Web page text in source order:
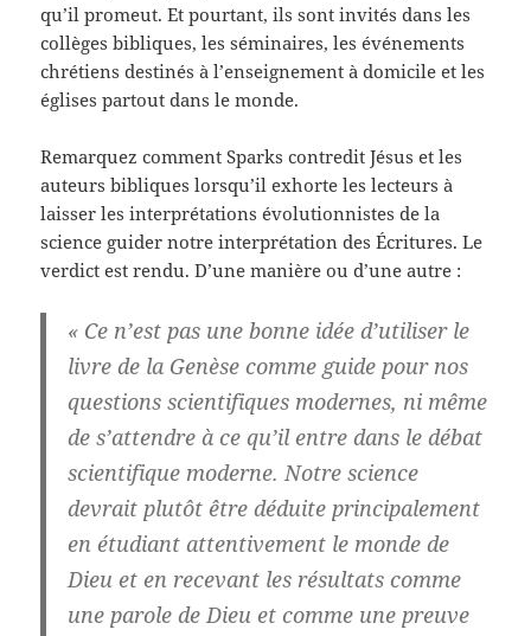
qu’il promeut. Et pourtant, ils sont invités dans les
collèges bibliques, les séminaires, les événements
chrétiens destinés à l’enseignement à domicile et les
églises partout dans le monde.
Remarquez comment Sparks contredit Jésus et les
auteurs bibliques lorsqu’il exhorte les lecteurs à
laisser les interprétations évolutionnistes de la
science guider notre interprétation des Écritures. Le
verdict est rendu. D’une manière ou d’une autre :
« Ce n’est pas une bonne idée d’utiliser le
livre de la Genèse comme guide pour nos
questions scientifiques modernes, ni même
de s’attendre à ce qu’il entre dans le débat
scientifique moderne. Notre science
devrait plutôt être déduite principalement
en étudiant attentivement le monde de
Dieu et en recevant les résultats comme
une parole de Dieu et comme une preuve